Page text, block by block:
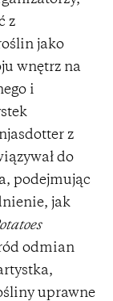
z
jako
wnętrz na
i
z
do
podejmując
jak
odmian
uprawne